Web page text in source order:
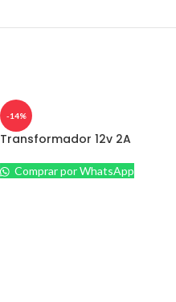
-14%
Transformador 12v 2A
Comprar por WhatsApp